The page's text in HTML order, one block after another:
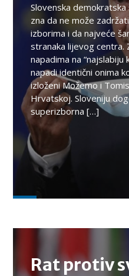
Slovenska demokratska
zna da ne može
izborima i da najveće
stranaka lijevog centra.
napadima na “najslabiju
napadi identični onima
izloženi Možemo i
Hrvatskoj. Sloveniju
superizborna […]
Rat protiv